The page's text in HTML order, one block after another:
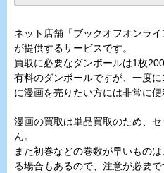
ネット店舗「ブックオフオンラ
が提供するサービスです。
買取に必要なダンボールは1枚
有料のダンボールですが、一度
に漫画を売りたい方には非常に便
漫画の買取は単品買取のため、
ん。
また初巻などの巻数が早いもの
る場合もあるので、注意が必要で